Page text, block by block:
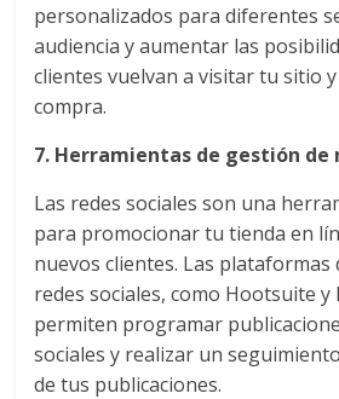
Insigns,
TV,
Radio,
Creatividad,
SEO,
Free
Press,
RRPP,
Spots,
Comerciales,
Periodismo,
Revistas,
personalizados para diferentes
audiencia y aumentar las
clientes vuelvan a visitar tu sitio
compra.
7. Herramientas de gestión de
Las redes sociales son una
para promocionar tu tienda en
nuevos clientes. Las plataformas
redes sociales, como Hootsuite y
permiten programar
sociales y realizar un
de tus publicaciones.